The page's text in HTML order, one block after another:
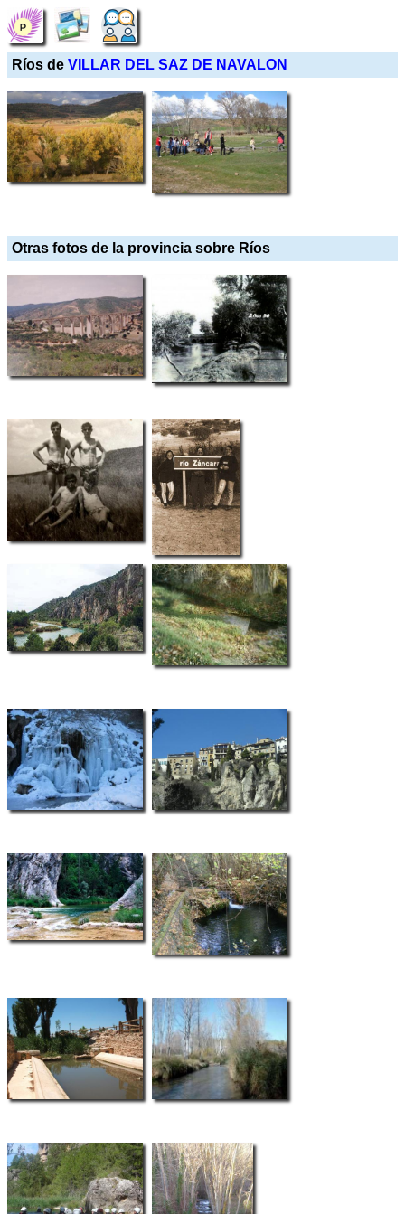
Ríos de VILLAR DEL SAZ DE NAVALON
Otras fotos de la provincia sobre Ríos